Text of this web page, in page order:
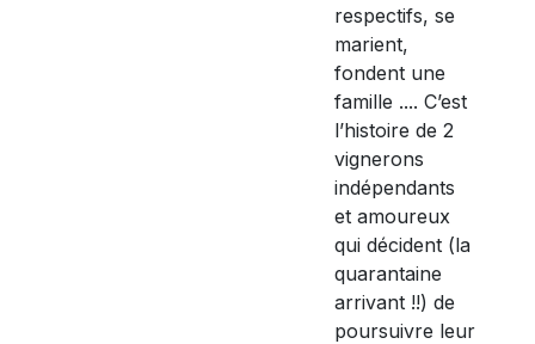
respectifs, se
marient,
fondent une
famille .... C’est
l’histoire de 2
vignerons
indépendants
et amoureux
qui décident (la
quarantaine
arrivant !!) de
poursuivre leur